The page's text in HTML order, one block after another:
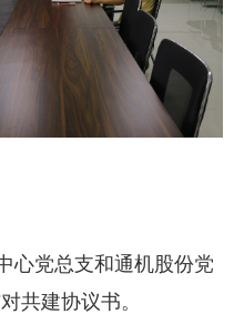
心党总支和通机股份党
共建协议书。